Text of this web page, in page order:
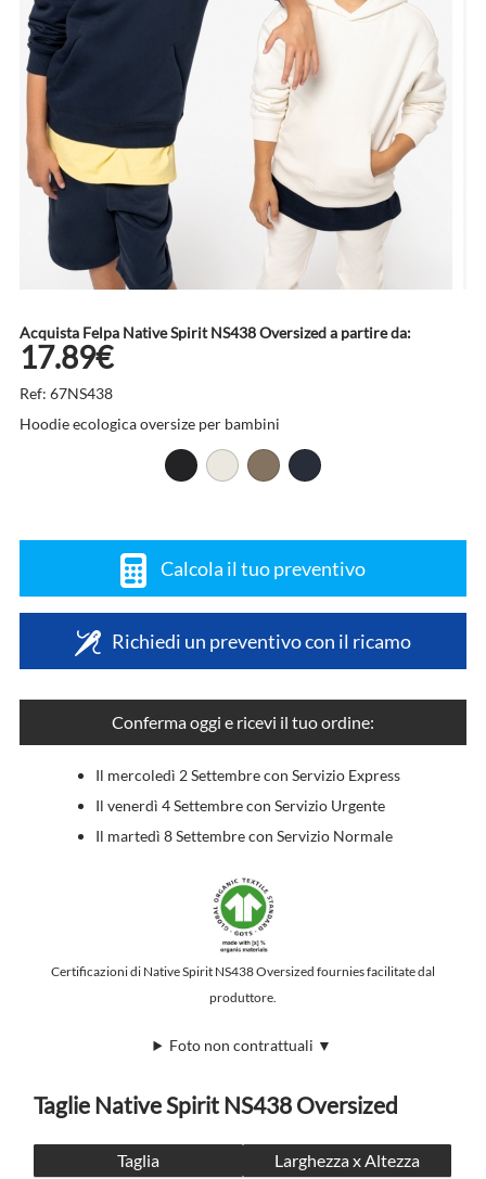
Acquista Felpa Native Spirit NS438 Oversized a partire da:
17.89€
Ref: 67NS438
Hoodie ecologica oversize per bambini
Calcola il tuo preventivo
Richiedi un preventivo con il ricamo
Conferma oggi e ricevi il tuo ordine:
Il mercoledì 2 Settembre con Servizio Express
Il venerdì 4 Settembre con Servizio Urgente
Il martedì 8 Settembre con Servizio Normale
Certificazioni di Native Spirit NS438 Oversized fournies facilitate dal
produttore.
Foto non contrattuali ▼
Taglie Native Spirit NS438 Oversized
Taglia
Larghezza x Altezza